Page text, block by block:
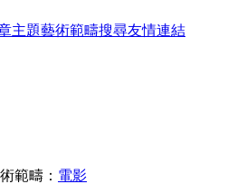
主題藝術範疇搜尋友情連結
範疇： 電影